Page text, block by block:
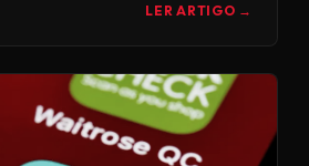
LER ARTIGO →